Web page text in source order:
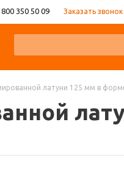
800 350 50 09 Заказать звонок
латуни 125 мм в